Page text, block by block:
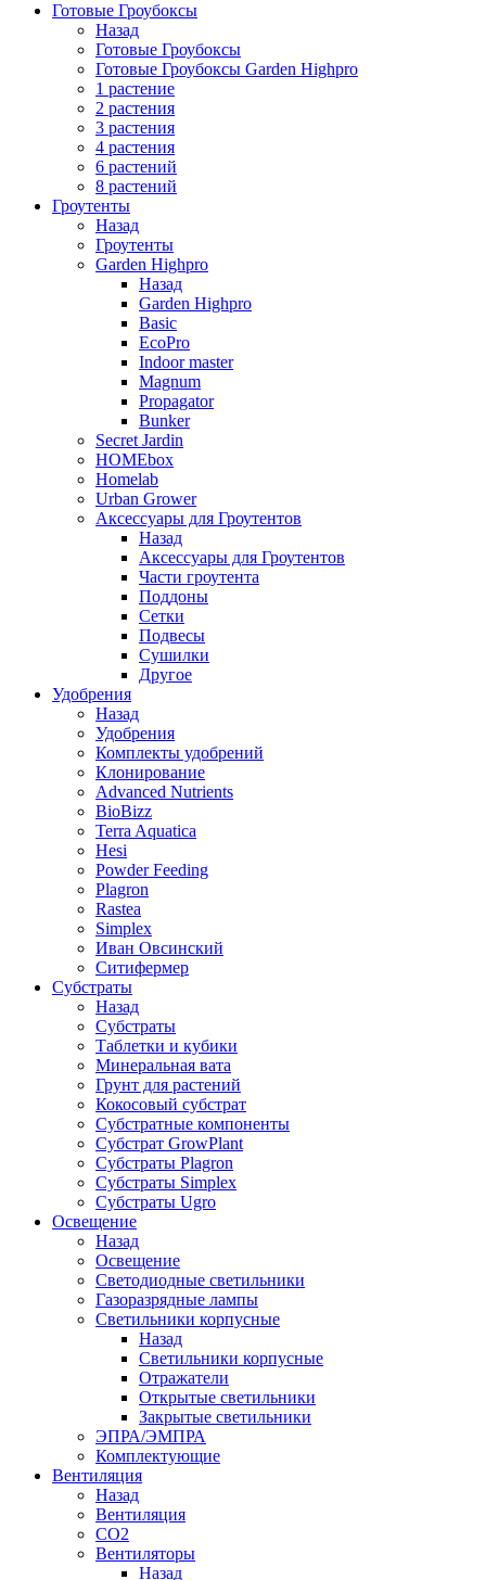
Готовые Гроубоксы
Назад
Готовые Гроубоксы
Готовые Гроубоксы Garden Highpro
1 растение
2 растения
3 растения
4 растения
6 растений
8 растений
Гроутенты
Назад
Гроутенты
Garden Highpro
Назад
Garden Highpro
Basic
EcoPro
Indoor master
Magnum
Propagator
Bunker
Secret Jardin
HOMEbox
Homelab
Urban Grower
Аксессуары для Гроутентов
Назад
Аксессуары для Гроутентов
Части гроутента
Поддоны
Сетки
Подвесы
Сушилки
Другое
Удобрения
Назад
Удобрения
Комплекты удобрений
Клонирование
Advanced Nutrients
BioBizz
Terra Aquatica
Hesi
Powder Feeding
Plagron
Rastea
Simplex
Иван Овсинский
Ситифермер
Субстраты
Назад
Субстраты
Таблетки и кубики
Минеральная вата
Грунт для растений
Кокосовый субстрат
Субстратные компоненты
Субстрат GrowPlant
Субстраты Plagron
Субстраты Simplex
Субстраты Ugro
Освещение
Назад
Освещение
Светодиодные светильники
Газоразрядные лампы
Светильники корпусные
Назад
Светильники корпусные
Отражатели
Открытые светильники
Закрытые светильники
ЭПРА/ЭМПРА
Комплектующие
Вентиляция
Назад
Вентиляция
СО2
Вентиляторы
Назад